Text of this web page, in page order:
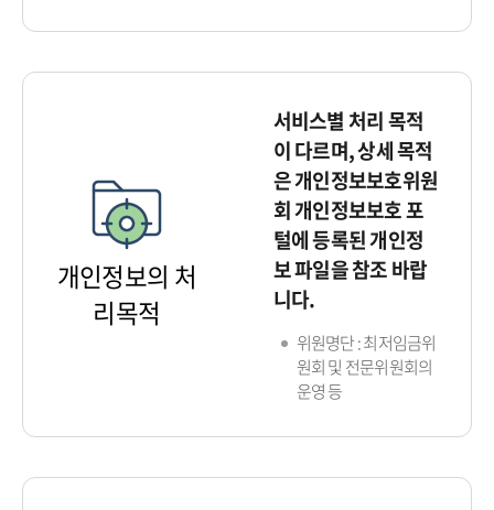
개인정보의 처
리목적
서비스별 처리 목적
이 다르며, 상세 목적
은 개인정보보호위원
회 개인정보보호 포
털에 등록된 개인정
보 파일을 참조 바랍
니다.
위원명단 : 최저임금위
원회 및 전문위원회의
운영 등